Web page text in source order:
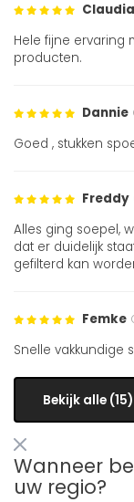
Hele fijne ervaring
producten.
Dannie
Goed , stukken
Freddy
Alles ging soepel,
dat er duidelijk
gefilterd kan
Femke
Snelle vakkundige
Bekijk alle
Wanneer
uw regio?